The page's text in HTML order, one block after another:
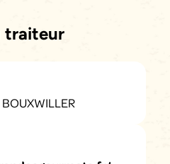
traiteur